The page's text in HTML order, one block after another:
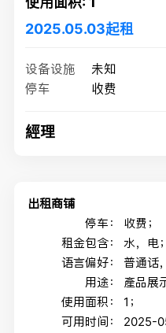
2025.05.03起租
设备设施 未知
停车
收费
經理
出租商铺
停车：
收费；
租金包含：
水，电；
语言偏好：
普通话
用途：
產品展
使用面积：
1；
可用时间：
2025-